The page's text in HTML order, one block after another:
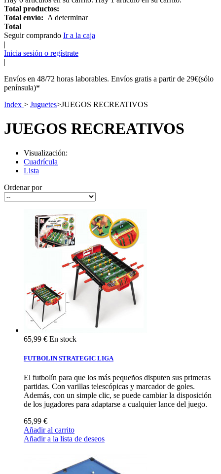
Total productos:
Total envío: A determinar
Total
Seguir comprando Ir a la caja
|
Inicia sesión o regístrate
|
Envíos en 48/72 horas laborables. Envíos gratis a partir de 29€(sólo
península)*
Index > Juguetes>JUEGOS RECREATIVOS
JUEGOS RECREATIVOS
Visualización:
Cuadrícula
Lista
Ordenar por
65,99 € En stock
FUTBOLIN STRATEGIC LIGA
El futbolín para que los más pequeños disputen sus primeras
partidas. Con varillas telescópicas y marcador de goles.
Además, con un simple clic, se puede cambiar la disposición
de los jugadores para adaptarse a cualquier lance del juego.
65,99 €
Añadir al carrito
Añadir a la lista de deseos